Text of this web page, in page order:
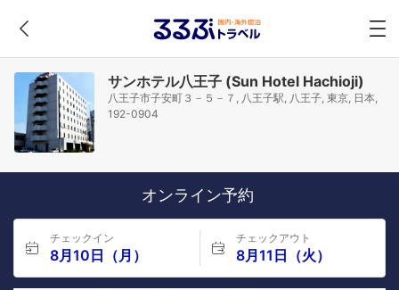
サンホテル八王子 (Sun Hotel Hachioji)
八王子市子安町３－５－７, 八王子駅, 八王子, 東京, 日本,
192-0904
オンライン予約
チェックイン
8月10日（月）
チェックアウト
8月11日（火）